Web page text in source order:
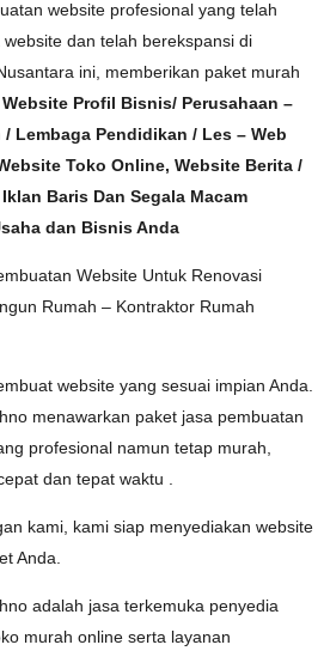
website profesional yang telah
dan telah berekspansi di
ini, memberikan paket murah
Website Profil Bisnis/ Perusahaan –
Lembaga Pendidikan / Les – Web
Toko Online, Website Berita /
Baris Dan Segala Macam
dan Bisnis Anda
Website Untuk Renovasi
Rumah – Kontraktor Rumah
website yang sesuai impian Anda.
menawarkan paket jasa pembuatan
profesional namun tetap murah,
dan tepat waktu .
kami, kami siap menyediakan website
Anda.
adalah jasa terkemuka penyedia
murah online serta layanan